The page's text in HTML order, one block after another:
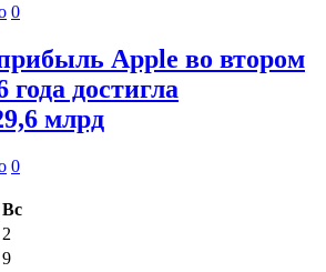
0
Apple во втором
года достигла
млрд
0
Вс
2
9